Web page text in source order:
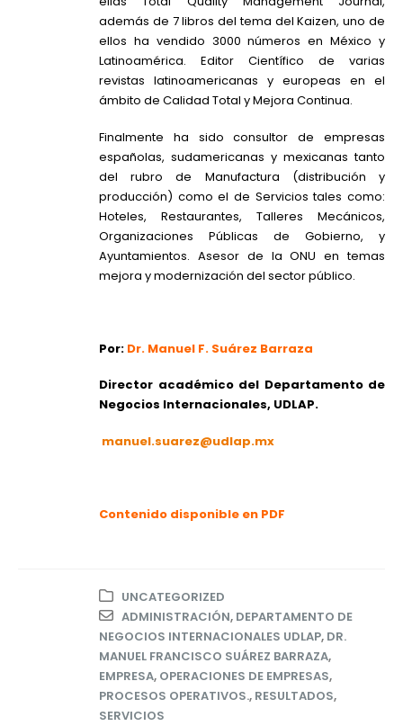
además de 7 libros del tema del Kaizen, uno de
ellos ha vendido 3000 números en México y
Latinoamérica. Editor Científico de varias
revistas latinoamericanas y europeas en el
ámbito de Calidad Total y Mejora Continua.
Finalmente ha sido consultor de empresas
españolas, sudamericanas y mexicanas tanto
del rubro de Manufactura (distribución y
producción) como el de Servicios tales como:
Hoteles, Restaurantes, Talleres Mecánicos,
Organizaciones Públicas de Gobierno, y
Ayuntamientos. Asesor de la ONU en temas
mejora y modernización del sector público.
Por: Dr. Manuel F. Suárez Barraza
Director académico del Departamento de
Negocios Internacionales, UDLAP.
manuel.suarez@udlap.mx
Contenido disponible en PDF
UNCATEGORIZED
ADMINISTRACIÓN, DEPARTAMENTO DE
NEGOCIOS INTERNACIONALES UDLAP, DR.
MANUEL FRANCISCO SUÁREZ BARRAZA,
EMPRESA, OPERACIONES DE EMPRESAS,
PROCESOS OPERATIVOS., RESULTADOS,
SERVICIOS